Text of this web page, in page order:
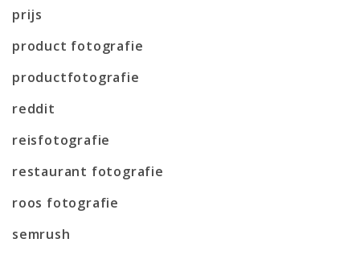
prijs
product fotografie
productfotografie
reddit
reisfotografie
restaurant fotografie
roos fotografie
semrush